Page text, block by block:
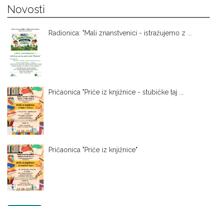
Novosti
Radionica: "Mali znanstvenici - istražujemo z ...
Pričaonica "Priče iz knjižnice - stubičke taj ...
Pričaonica "Priče iz knjižnice"